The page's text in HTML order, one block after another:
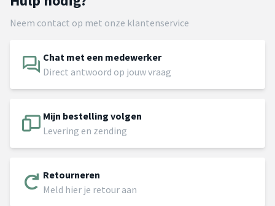
Neem contact op met onze klantenservice
Chat met een medewerker
Direct antwoord op jouw vraag
Mijn bestelling volgen
Levering en zending
Retourneren
Meld hier je retour aan